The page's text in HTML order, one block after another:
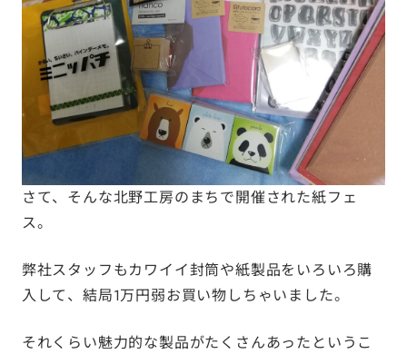
さて、そんな北野工房のまちで開催された紙フェ
ス。
弊社スタッフもカワイイ封筒や紙製品をいろいろ購
入して、結局1万円弱お買い物しちゃいました。
それくらい魅力的な製品がたくさんあったというこ